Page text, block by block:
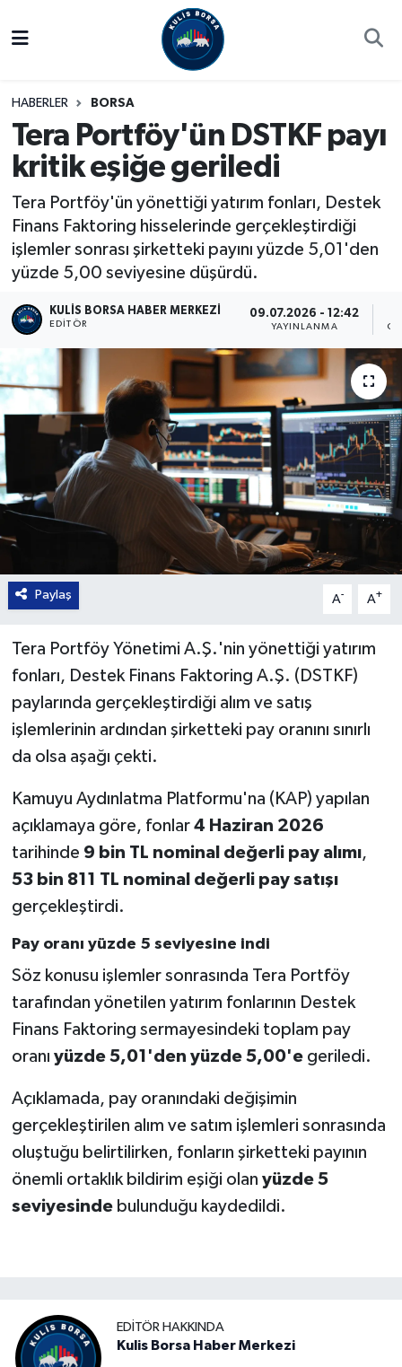
HABERLER BORSA
Tera Portföy'ün DSTKF payı
kritik eşiğe geriledi
Tera Portföy'ün yönettiği yatırım fonları, Destek
Finans Faktoring hisselerinde gerçekleştirdiği
işlemler sonrası şirketteki payını yüzde 5,01'den
yüzde 5,00 seviyesine düşürdü.
KULIS BORSA HABER MERKEZI
EDITÖR
09.07.2026 - 12:42
YAYINLANMA
Paylaş A- A+
Tera Portföy Yönetimi A.Ş.'nin yönettiği yatırım
fonları, Destek Finans Faktoring A.Ş. (DSTKF)
paylarında gerçekleştirdiği alım ve satış
işlemlerinin ardından şirketteki pay oranını sınırlı
da olsa aşağı çekti.
Kamuyu Aydınlatma Platformu'na (KAP) yapılan
açıklamaya göre, fonlar 4 Haziran 2026
tarihinde 9 bin TL nominal değerli pay alımı,
53 bin 811 TL nominal değerli pay satışı
gerçekleştirdi.
Pay oranı yüzde 5 seviyesine indi
Söz konusu işlemler sonrasında Tera Portföy
tarafından yönetilen yatırım fonlarının Destek
Finans Faktoring sermayesindeki toplam pay
oranı yüzde 5,01'den yüzde 5,00'egeriledi.
Açıklamada, pay oranındaki değişimin
gerçekleştirilen alım ve satım işlemleri sonrasında
oluştuğu belirtilirken, fonların şirketteki payının
önemli ortaklık bildirim eşiği olan yüzde 5
seviyesindebulunduğu kaydedildi.
EDITÖR HAKKINDA
Kulis Borsa Haber Merkezi
Kulis Haber
Halka Arzlar
Ekonomi
Süper Lig Puan Durumu ve Fikstür
Tüm Manşetler
Son Dakika Haberleri